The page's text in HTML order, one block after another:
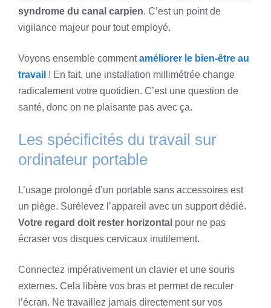
syndrome du canal carpien. C’est un point de
vigilance majeur pour tout employé.
Voyons ensemble commentaméliorer le bien-être au
travail ! En fait, une installation millimétrée change
radicalement votre quotidien. C’est une question de
santé, donc on ne plaisante pas avec ça.
Les spécificités du travail sur
ordinateur portable
L’usage prolongé d’un portable sans accessoires est
un piège. Surélevez l’appareil avec un support dédié.
Votre regard doit rester horizontal pour ne pas
écraser vos disques cervicaux inutilement.
Connectez impérativement un clavier et une souris
externes. Cela libère vos bras et permet de reculer
l’écran. Ne travaillez jamais directement sur vos